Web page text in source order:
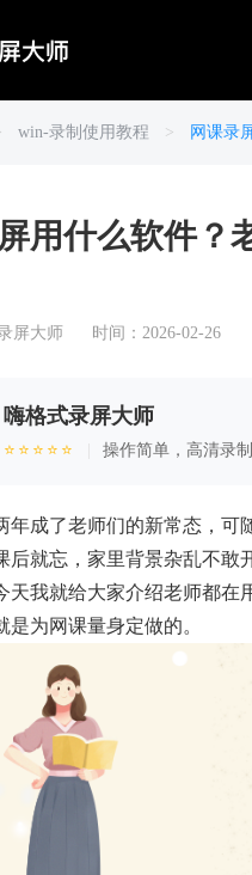
win-录制使用教程 > 网课录
用什么软件？
屏大师 时间：2026-02-26
嗨格式录屏大师
⭐⭐⭐⭐⭐ 操作简单，高清录制
年成了老师们的新常态，
后就忘，家里背景杂乱不
天我就给大家介绍老师都在
是为网课量身定做的。